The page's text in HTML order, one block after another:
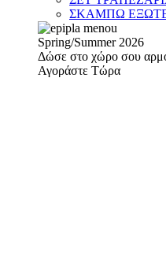
ΣΚΑΜΠΩ
Spring/Summer 2026
Δώσε στο χώρο σου
Αγοράστε Τώρα